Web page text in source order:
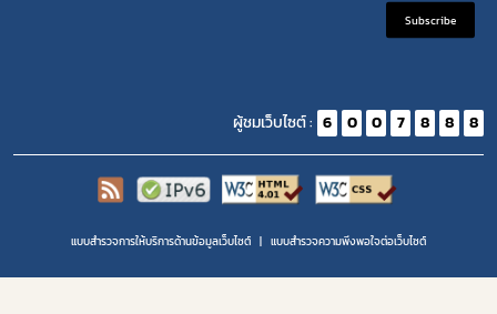
Subscribe
ผู้ชมเว็บไซต์ : 6 0 0 7 8 8 8
แบบสำรวจการให้บริการด้านข้อมูลเว็บไซต์ แบบสำรวจความพีงพอใจต่อเว็บไซต์